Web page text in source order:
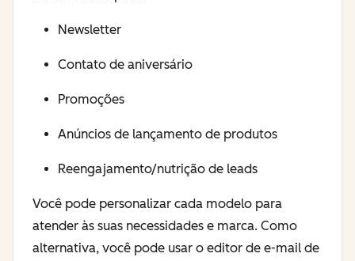
Newsletter
Contato de aniversário
Promoções
Anúncios de lançamento de produtos
Reengajamento/nutrição de leads
Você pode personalizar cada modelo para
atender às suas necessidades e marca. Como
alternativa, você pode usar o editor de e-mail de